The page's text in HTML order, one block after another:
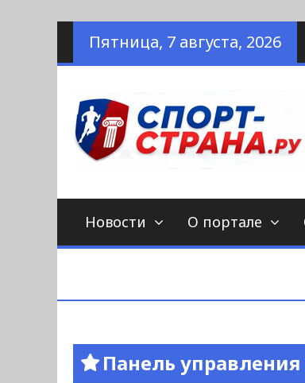
НаверхПятница, 7 августа, 2026
Новости О портале
Панель управления